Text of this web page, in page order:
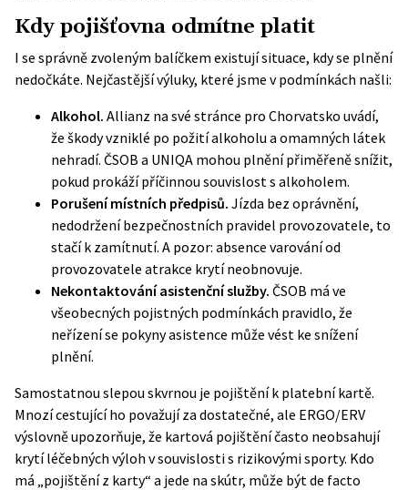
Kdy pojišťovna odmítne platit
I se správně zvoleným balíčkem existují situace, kdy se plnění
nedočkáte. Nejčastější výluky, které jsme v podmínkách našli:
Alkohol. Allianz na své stránce pro Chorvatsko uvádí,
že škody vzniklé po požití alkoholu a omamných látek
nehradí. ČSOB a UNIQA mohou plnění přiměřeně snížit,
pokud prokáží příčinnou souvislost s alkoholem.
Porušení místních předpisů. Jízda bez oprávnění,
nedodržení bezpečnostních pravidel provozovatele, to
stačí k zamítnutí. A pozor: absence varování od
provozovatele atrakce krytí neobnovuje.
Nekontaktování asistenční služby. ČSOB má ve
všeobecných pojistných podmínkách pravidlo, že
neřízení se pokyny asistence může vést ke snížení
plnění.
Samostatnou slepou skvrnou je pojištění k platební kartě.
Mnozí cestující ho považují za dostatečné, ale ERGO/ERV
výslovně upozorňuje, že kartová pojištění často neobsahují
krytí léčebných výloh v souvislosti s rizikovými sporty. Kdo
má „pojištění z karty“ a jede na skútr, může být de facto